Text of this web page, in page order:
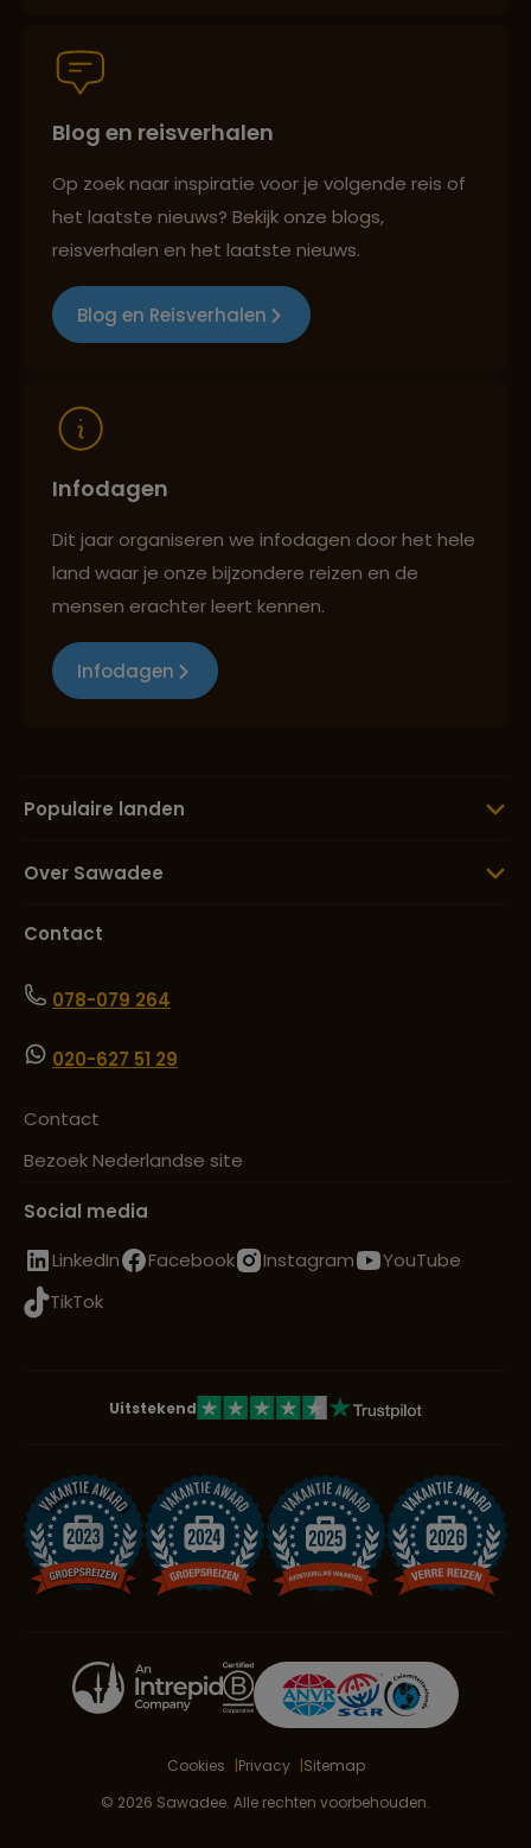
Best beoordeelde reisroutes
Reizen met oog voor mens, cultuur en milieu
Blog en reisverhalen
Op zoek naar inspiratie voor je volgende reis of
het laatste nieuws? Bekijk onze blogs,
reisverhalen en het laatste nieuws.
Blog en Reisverhalen
Infodagen
Dit jaar organiseren we infodagen door het hele
land waar je onze bijzondere reizen en de
mensen erachter leert kennen.
Infodagen
Populaire landen
Over Sawadee
Contact
078-079 264
020-627 51 29
Contact
Bezoek Nederlandse site
Social media
LinkedIn
Facebook Instagram
YouTube
TikTok
Uitstekend
Cookies Privacy
Sitemap
© 2026 Sawadee. Alle rechten voorbehouden.